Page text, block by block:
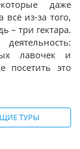
даже
из-за того,
– три гектара.
лавочек и
посетить это
ТУРЫ